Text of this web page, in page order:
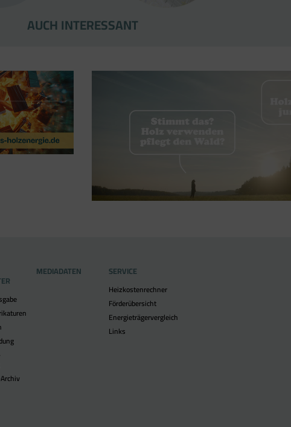
AUCH INTERESSANT
MEDIADATEN SERVICE
Heizkostenrechner
Förderübersicht
Energieträgervergleich
Links